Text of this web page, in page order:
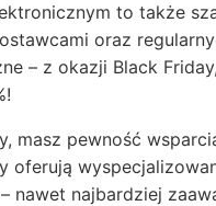
to także
oraz
– z okazji Black
masz pewność
oferują
nawet najbardziej